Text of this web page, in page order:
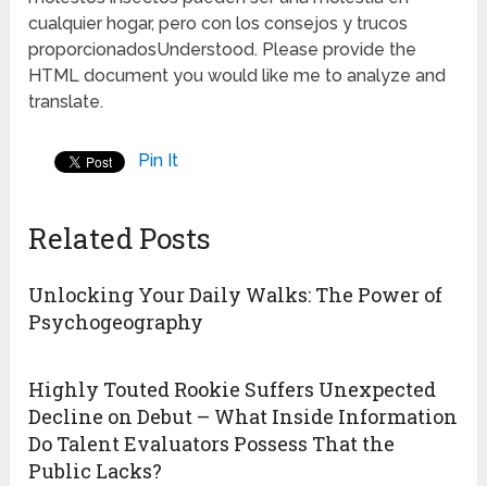
cualquier hogar, pero con los consejos y trucos
proporcionadosUnderstood. Please provide the
HTML document you would like me to analyze and
translate.
Pin It
Related Posts
Unlocking Your Daily Walks: The Power of
Psychogeography
Highly Touted Rookie Suffers Unexpected
Decline on Debut – What Inside Information
Do Talent Evaluators Possess That the
Public Lacks?